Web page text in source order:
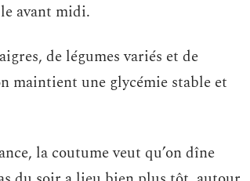
avant midi.
de légumes variés et de
maintient une glycémie stable et
la coutume veut qu’on dîne